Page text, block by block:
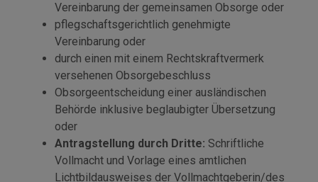
Vereinbarung der gemeinsamen Obsorge oder
pflegschaftsgerichtlich genehmigte
Vereinbarung oder
durch einen mit einem Rechtskraftvermerk
versehenen Obsorgebeschluss
Obsorgeentscheidung einer ausländischen
Behörde inklusive beglaubigter Übersetzung
oder
Antragstellung durch Dritte: Schriftliche
Vollmacht und Vorlage eines amtlichen
Lichtbildausweises der Vollmachtgeberin/des